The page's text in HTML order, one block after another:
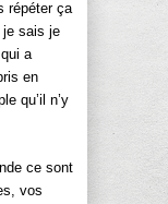
répéter ça
sais je
a
en
qu’il n’y
ce sont
vos